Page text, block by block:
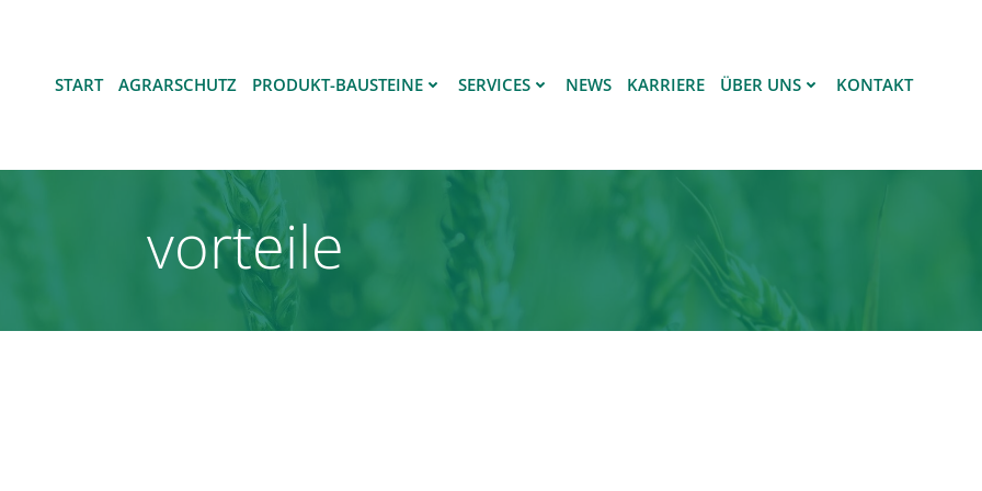
START AGRARSCHUTZ PRODUKT-BAUSTEINE SERVICES NEWS KARRIERE ÜBER UNS KONTAKT
vorteile